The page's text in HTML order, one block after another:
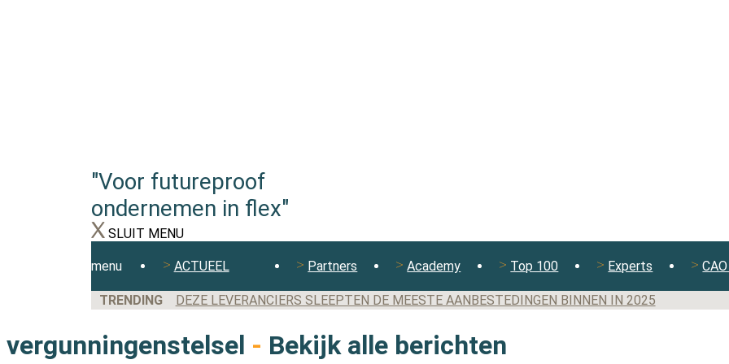
"Voor futureproof
ondernemen in flex"
SLUIT MENU
menu ACTUEEL Partners Academy Top 100 Experts
TRENDING DEZE LEVERANCIERS SLEEPTEN DE MEESTE AANBESTEDINGEN BINNEN IN 2025
vergunningenstelsel - Bekijk alle berichten